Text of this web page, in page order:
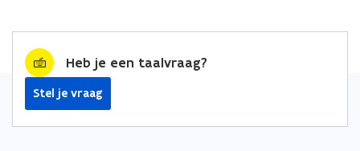
Heb je een taalvraag?
Stel je vraag